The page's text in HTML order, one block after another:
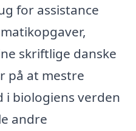
for assistance
skriftlige danske
på at mestre
i biologiens verden
andre